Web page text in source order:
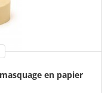
en papier